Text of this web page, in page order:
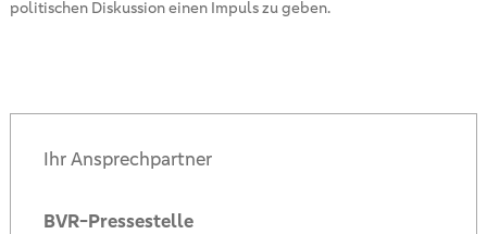
politischen Diskussion einen Impuls zu geben.
Ihr Ansprechpartner
BVR-Pressestelle